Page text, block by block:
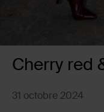
Cherry red
31 octobre 2024